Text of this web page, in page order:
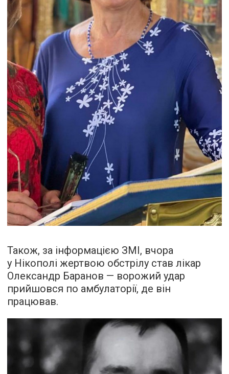
Також, за інформацією ЗМІ, вчора
у Нікополі жертвою обстрілу став лікар
Олександр Баранов — ворожий удар
прийшовся по амбулаторії, де він
працював.